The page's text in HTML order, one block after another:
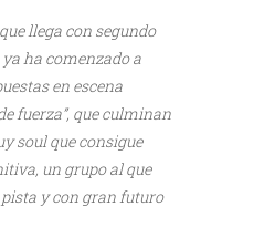
llega con segundo
ha comenzado a
en escena
fuerza”, que culminan
soul que consigue
un grupo al que
y con gran futuro